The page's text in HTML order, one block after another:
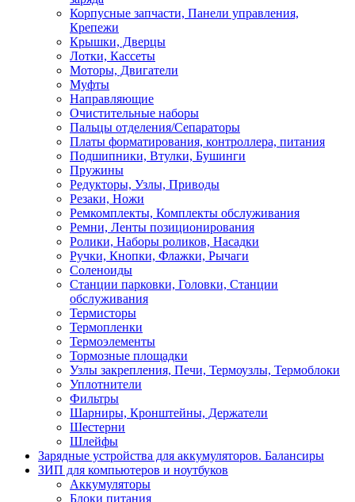
Корпусные запчасти, Панели управления,
Крепежи
Крышки, Дверцы
Лотки, Кассеты
Моторы, Двигатели
Муфты
Направляющие
Очистительные наборы
Пальцы отделения/Сепараторы
Платы форматирования, контроллера, питания
Подшипники, Втулки, Бушинги
Пружины
Редукторы, Узлы, Приводы
Резаки, Ножи
Ремкомплекты, Комплекты обслуживания
Ремни, Ленты позиционирования
Ролики, Наборы роликов, Насадки
Ручки, Кнопки, Флажки, Рычаги
Соленоиды
Станции парковки, Головки, Станции
обслуживания
Термисторы
Термопленки
Термоэлементы
Тормозные площадки
Узлы закрепления, Печи, Термоузлы, Термоблоки
Уплотнители
Фильтры
Шарниры, Кронштейны, Держатели
Шестерни
Шлейфы
Зарядные устройства для аккумуляторов. Балансиры
ЗИП для компьютеров и ноутбуков
Аккумуляторы
Блоки питания